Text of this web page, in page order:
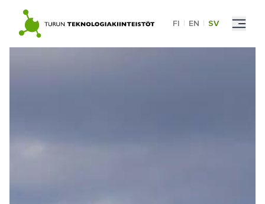
content
FI | EN | SV